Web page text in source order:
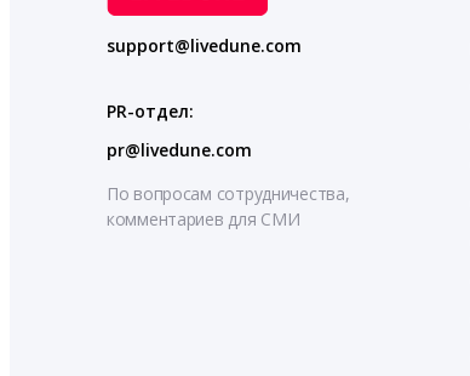
support@livedune.com
PR-отдел:
pr@livedune.com
По вопросам сотрудничества,
комментариев для СМИ